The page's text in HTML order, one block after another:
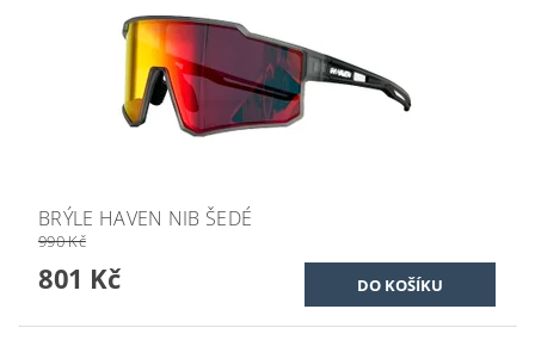
BRÝLE HAVEN NIB ŠEDÉ
990 Kč
801 Kč